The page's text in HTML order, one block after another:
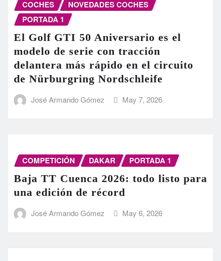
COCHES
NOVEDADES COCHES
PORTADA 1
El Golf GTI 50 Aniversario es el
modelo de serie con tracción
delantera más rápido en el circuito
de Nürburgring Nordschleife
José Armando Gómez May 7, 2026
COMPETICIÓN DAKAR PORTADA 1
Baja TT Cuenca 2026: todo listo para
una edición de récord
José Armando Gómez May 6, 2026